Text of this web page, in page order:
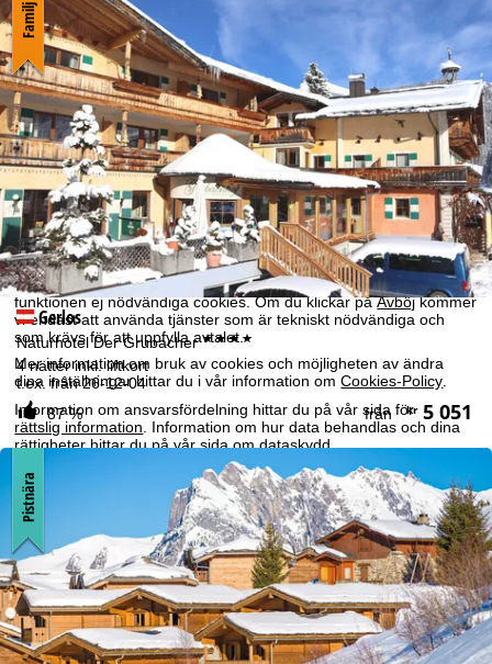
Om cookies
För att kunna erbjuda en optimal webbupplevelse hämtar vi
användardata med hjälp av cookies, som vi – TravelTrex GmbH –
också delar med våra partners. Användningsprofiler skapas
baserat på dina aktiviteter med hjälp av information om slutenhet
och webbläsare. Dessa användningsprofiler används för statistisk
analys, individuella produktrekommendationer, individualiserad
reklam och räckviddsmätning. Vi behöver ditt samtycke för detta
(som kan återkallas när som helst), vilket också omfattar
överföring av vissa personuppgifter till tredjepartsleverantörer i
tredjeländer utanför Europeiska ekonomiska samarbetsområdet,
till exempel Google eller Microsoft i USA.
Genom att klicka påGodkännså accepterar du bruk av för
funktionen ej nödvändiga cookies. Om du klickar påAvböjkommer
vi endast att använda tjänster som är tekniskt nödvändiga och
som krävs för att uppfylla avtalet.
Mer information om bruk av cookies och möjligheten av ändra
dina inställningar hittar du i vår information omCookies-Policy.
Information om ansvarsfördelning hittar du på vår sida för
rättslig information. Information om hur data behandlas och dina
rättigheter hittar du på vår sida omdataskydd.
Godkänn
Gerlos
Naturhotel Der Grubacher****
4 nätter inkl. liftkort
t.ex. från 26-12-04
87 %
från kr5 051
Familj
Pistnära